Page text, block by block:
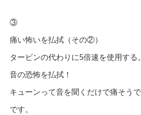
③
痛い怖いを払拭（その②）
タービンの代わりに5倍速を使用する。
音の恐怖を払拭！
キューンって音を聞くだけで痛そう
です。